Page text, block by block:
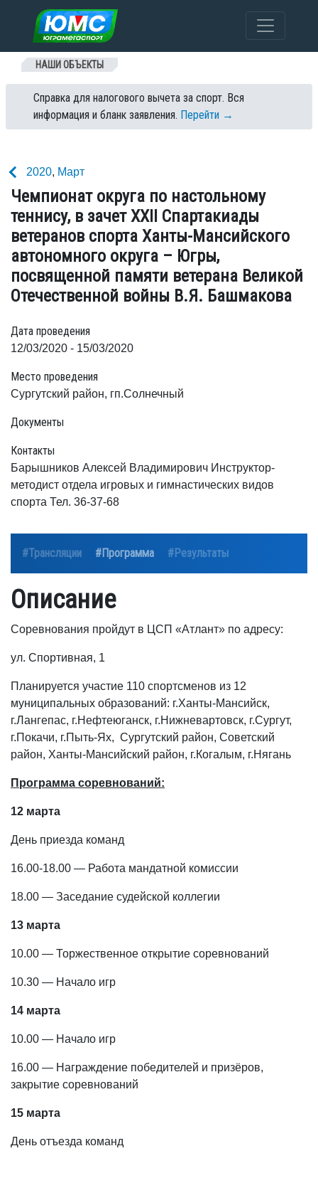
Перейти к содержанию
НАШИ ОБЪЕКТЫ
Справка для налогового вычета за спорт. Вся
информация и бланк заявления. Перейти →
2020, Март
Чемпионат округа по настольному
теннису, в зачет XXII Спартакиады
ветеранов спорта Ханты-Мансийского
автономного округа – Югры,
посвященной памяти ветерана Великой
Отечественной войны В.Я. Башмакова
Дата проведения
12/03/2020 - 15/03/2020
Место проведения
Сургутский район, гп.Солнечный
Документы
Контакты
Барышников Алексей Владимирович Инструктор-
методист отдела игровых и гимнастических видов
спорта Тел. 36-37-68
#Трансляции #Программа #Результаты
Описание
Соревнования пройдут в ЦСП «Атлант» по адресу:
ул. Спортивная, 1
Планируется участие 110 спортсменов из 12
муниципальных образований: г.Ханты-Мансийск,
г.Лангепас, г.Нефтеюганск, г.Нижневартовск, г.Сургут,
г.Покачи, г.Пыть-Ях, Сургутский район, Советский
район, Ханты-Мансийский район, г.Когалым, г.Нягань
Программа соревнований:
12 марта
День приезда команд
16.00-18.00 — Работа мандатной комиссии
18.00 — Заседание судейской коллегии
13 марта
10.00 — Торжественное открытие соревнований
10.30 — Начало игр
14 марта
10.00 — Начало игр
16.00 — Награждение победителей и призёров,
закрытие соревнований
15 марта
День отъезда команд